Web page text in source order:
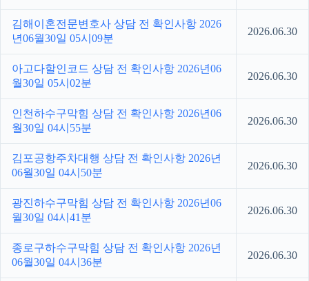
김해이혼전문변호사 상담 전 확인사항 2026
년06월30일 05시09분
2026.06.30
아고다할인코드 상담 전 확인사항 2026년06
월30일 05시02분
2026.06.30
인천하수구막힘 상담 전 확인사항 2026년06
월30일 04시55분
2026.06.30
김포공항주차대행 상담 전 확인사항 2026년
06월30일 04시50분
2026.06.30
광진하수구막힘 상담 전 확인사항 2026년06
월30일 04시41분
2026.06.30
종로구하수구막힘 상담 전 확인사항 2026년
06월30일 04시36분
2026.06.30